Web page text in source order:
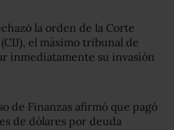
la orden de la Corte
el máximo tribunal de
inmediatamente su invasión
de Finanzas afirmó que pagó
de dólares por deuda